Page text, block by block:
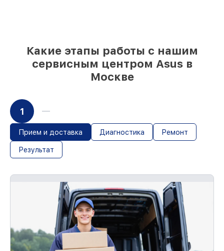
Какие этапы работы с нашим
сервисным центром Asus в
Москве
1
Прием и доставка Диагностика Ремонт
Результат